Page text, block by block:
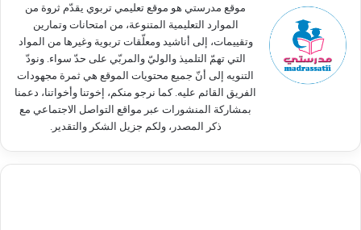
موقع مدرستي هو موقع تعليمي تربوي يقدّم ثروة من
الموارد التعليمية المتنوعة، من امتحانات وتمارين
وتقييمات، إلى أناشيد ومعلّقات تربوية وغيرها من المواد
التي تهمّ التلميذ والوليّ والمربّي على حدّ سواء. ونودّ
التنويه إلى أنّ جميع محتويات الموقع هي ثمرة مجهودات
الفريق القائم عليه. كما نرجو منكم، إخوتنا وأخواتنا، دعمنا
بمشاركة المنشورات عبر مواقع التواصل الاجتماعي مع
ذكر المصدر، ولكم جزيل الشكر والتقدير.